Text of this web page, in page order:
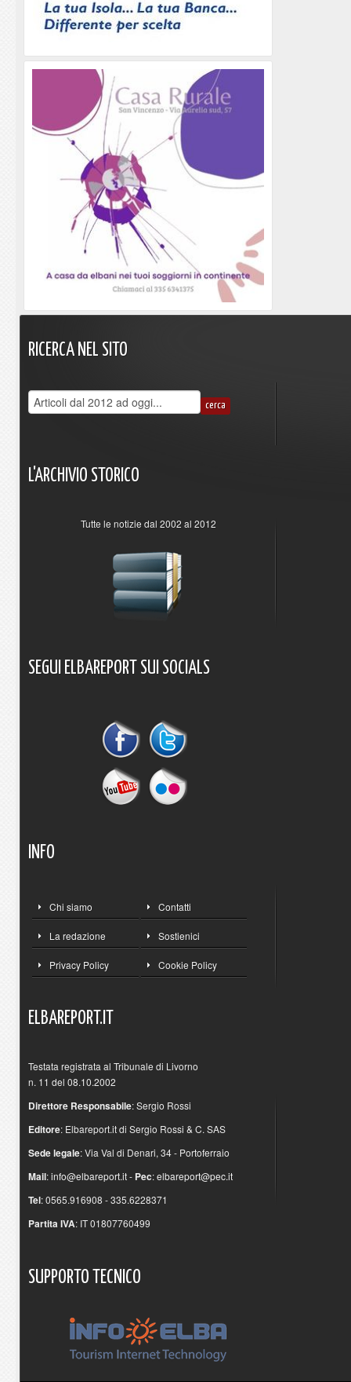
RICERCA NEL SITO
L'ARCHIVIO STORICO
Tutte le notizie dal 2002 al 2012
SEGUI ELBAREPORT SUI SOCIALS
INFO
Chi siamo Contatti
La redazione Sostienici
Privacy Policy Cookie Policy
ELBAREPORT.IT
Testata registrata al Tribunale di Livorno
n. 11 del 08.10.2002
Direttore Responsabile: Sergio Rossi
Editore: Elbareport.it di Sergio Rossi & C. SAS
Sede legale: Via Val di Denari, 34 - Portoferraio
Mail:info@elbareport.it- Pec:elbareport@pec.it
Tel: 0565.916908 - 335.6228371
Partita IVA: IT 01807760499
SUPPORTO TECNICO